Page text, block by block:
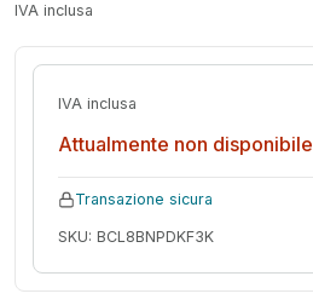
IVA inclusa
IVA inclusa
Attualmente non disponibile
Transazione sicura
SKU: BCL8BNPDKF3K